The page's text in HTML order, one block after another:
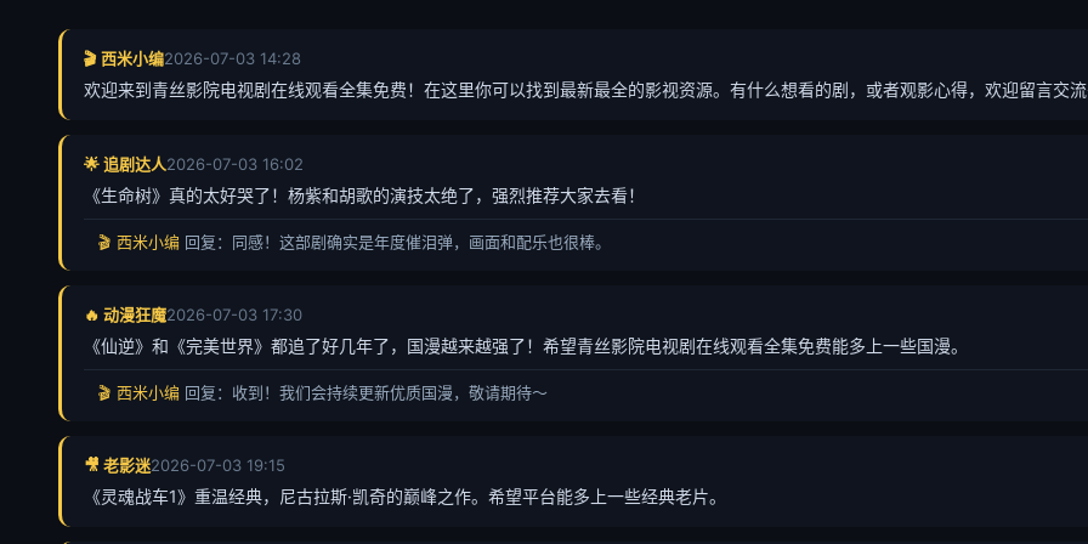
🎬 西米小编2026-07-03 14:28
欢迎来到青丝影院电视剧在线观看全集免费！在这里你可以找到最新最全的影视资源。有什么想看的剧，或者观影心得，欢迎留言交
🌟 追剧达人2026-07-03 16:02
《生命树》真的太好哭了！杨紫和胡歌的演技太绝了，强烈推荐大家去看！
🎬 西米小编 回复：同感！这部剧确实是年度催泪弹，画面和配乐也很棒。
🔥 动漫狂魔2026-07-03 17:30
《仙逆》和《完美世界》都追了好几年了，国漫越来越强了！希望青丝影院电视剧在线观看全集免费能多上一些国漫。
🎬 西米小编 回复：收到！我们会持续更新优质国漫，敬请期待～
🎥 老影迷2026-07-03 19:15
《灵魂战车1》重温经典，尼古拉斯·凯奇的巅峰之作。希望平台能多上一些经典老片。